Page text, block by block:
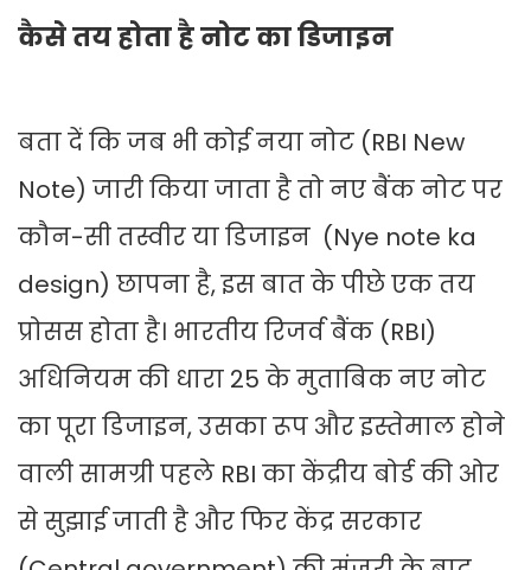
कैसे तय होता है नोट का डिजाइन
बता दें कि जब भी कोई नया नोट (RBI New
Note) जारी किया जाता है तो नए बैंक नोट पर
कौन-सी तस्वीर या डिजाइन (Nye note ka
design) छापना है, इस बात के पीछे एक तय
प्रोसस होता है। भारतीय रिजर्व बैंक (RBI)
अधिनियम की धारा 25 के मुताबिक नए नोट
का पूरा डिजाइन, उसका रूप और इस्तेमाल होने
वाली सामग्री पहले RBI का केंद्रीय बोर्ड की ओर
से सुझाई जाती है और फिर केंद्र सरकार